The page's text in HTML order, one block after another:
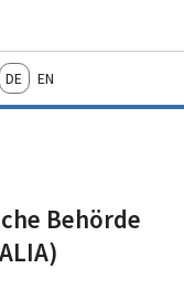
English
Behörde